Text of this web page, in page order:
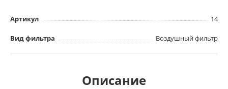
Артикул 14
Вид фильтра Воздушный фильтр
Описание